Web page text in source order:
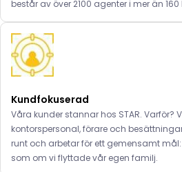
består av över 2100 agenter i mer än
Kundfokuserad
Våra kunder stannar hos STAR. Varför?
kontorspersonal, förare och
runt och arbetar för ett gemensamt
som om vi flyttade vår egen familj.